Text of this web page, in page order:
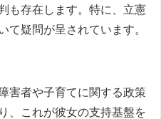
も存在します。特に、立憲
て疑問が呈されています。
害者や子育てに関する政策
、これが彼女の支持基盤を